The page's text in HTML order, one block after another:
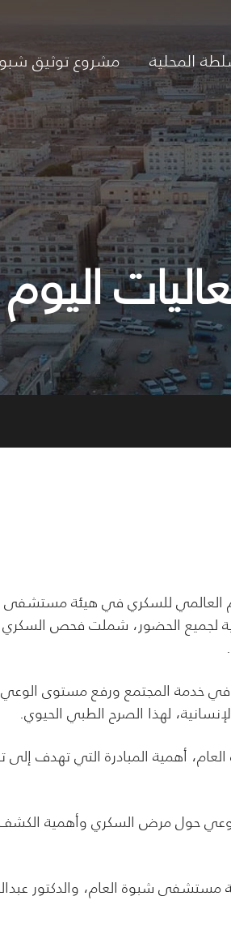
المحلية مشروع توثيق
العالمي للسكري في هيئة مستشفى
لجميع الحضور، شملت فحص
في خدمة المجتمع ورفع مستوى
لهذا الصرح الطبي الحيوي.
أهمية المبادرة التي تهدف إلى
حول مرض السكري وأهمية الكشف
شبوة العام، والدكتور